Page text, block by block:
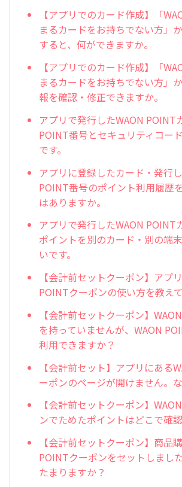
【アプリでのカード作成】「
まるカードをお持ちでない方」
すると、何ができますか。
【アプリでのカード作成】「
まるカードをお持ちでない方」
報を確認・修正できますか。
アプリで発行したWAON POINT
POINT番号とセキュリティコー
です。
アプリに登録したカード・発行
POINT番号のポイント利用履歴
はありますか。
アプリで発行したWAON POINT
ポイントを別のカード・別の端
いです。
【会計前セットクーポン】アプ
POINTクーポンの使い方を教え
【会計前セットクーポン】
を持っていませんが、WAON
利用できますか？
【会計前セット】アプリにある
ーポンのページが開けません。
【会計前セットクーポン】
ンでためたポイントはどこで確
【会計前セットクーポン】商品
POINTクーポンをセットしまし
たまりますか？